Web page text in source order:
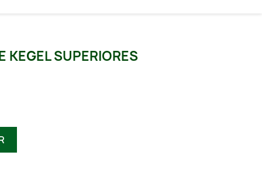
KEGEL SUPERIORES